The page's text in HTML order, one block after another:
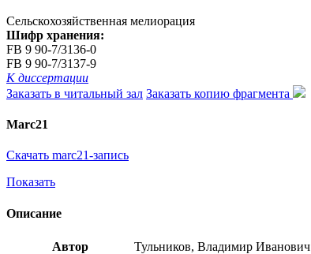
Сельскохозяйственная мелиорация
Шифр хранения:
FB 9 90-7/3136-0
FB 9 90-7/3137-9
К диссертации
Заказать в читальный зал Заказать копию фрагмента
Marc21
Скачать marc21-запись
Показать
Описание
Автор
Тульников, Владимир Иванович